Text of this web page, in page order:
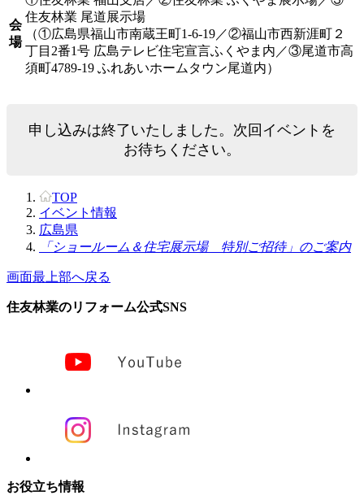
会
場
住友林業 尾道展示場
（①広島県福山市南蔵王町1-6-19／②福山市西新涯町２
丁目2番1号 広島テレビ住宅宣言ふくやま内／③尾道市高
須町4789-19 ふれあいホームタウン尾道内）
申し込みは終了いたしました。次回イベントを
お待ちください。
TOP
イベント情報
広島県
「ショールーム＆住宅展示場 特別ご招待」のご案内
画面最上部へ戻る
住友林業のリフォーム公式SNS
お役立ち情報